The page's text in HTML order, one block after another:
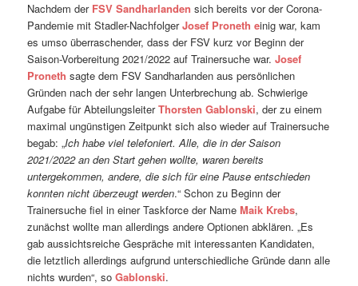
Nachdem der FSV Sandharlanden sich bereits vor der Corona-
Pandemie mit Stadler-NachfolgerJosef Proneth einig war, kam
es umso überraschender, dass der FSV kurz vor Beginn der
Saison-Vorbereitung 2021/2022 auf Trainersuche war. Josef
Proneth sagte dem FSV Sandharlanden aus persönlichen
Gründen nach der sehr langen Unterbrechung ab. Schwierige
Aufgabe für AbteilungsleiterThorsten Gablonski, der zu einem
maximal ungünstigen Zeitpunkt sich also wieder auf Trainersuche
begab: „Ich habe viel telefoniert. Alle, die in der Saison
2021/2022 an den Start gehen wollte, waren bereits
untergekommen, andere, die sich für eine Pause entschieden
konnten nicht überzeugt werden.“ Schon zu Beginn der
Trainersuche fiel in einer Taskforce der Name Maik Krebs,
zunächst wollte man allerdings andere Optionen abklären. „Es
gab aussichtsreiche Gespräche mit interessanten Kandidaten,
die letztlich allerdings aufgrund unterschiedliche Gründe dann alle
nichts wurden“, so Gablonski.